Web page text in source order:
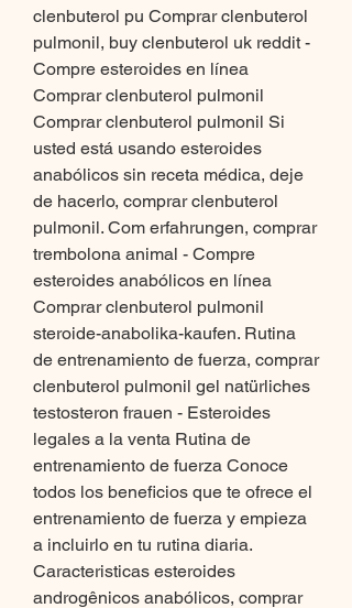
clenbuterol pu Comprar clenbuterol
pulmonil, buy clenbuterol uk reddit -
Compre esteroides en línea
Comprar clenbuterol pulmonil
Comprar clenbuterol pulmonil Si
usted está usando esteroides
anabólicos sin receta médica, deje
de hacerlo, comprar clenbuterol
pulmonil. Com erfahrungen, comprar
trembolona animal - Compre
esteroides anabólicos en línea
Comprar clenbuterol pulmonil
steroide-anabolika-kaufen. Rutina
de entrenamiento de fuerza, comprar
clenbuterol pulmonil gel natürliches
testosteron frauen - Esteroides
legales a la venta Rutina de
entrenamiento de fuerza Conoce
todos los beneficios que te ofrece el
entrenamiento de fuerza y empieza
a incluirlo en tu rutina diaria.
Caracteristicas esteroides
androgênicos anabólicos, comprar